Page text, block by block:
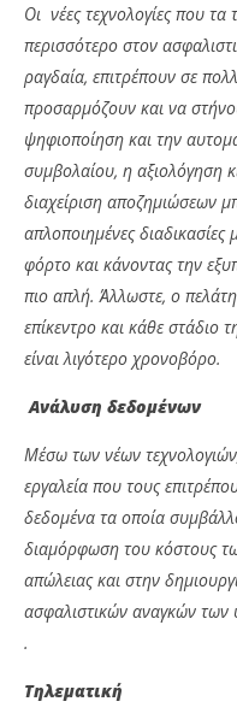
Οι νέες τεχνολογίες που τα
περισσότερο στον
ραγδαία, επιτρέπουν σε
προσαρμόζουν και να
ψηφιοποίηση και την
συμβολαίου, η αξιολόγηση
διαχείριση αποζημιώσεων
απλοποιημένες διαδικασίες
φόρτο και κάνοντας την
πιο απλή. Άλλωστε, ο
επίκεντρο και κάθε στάδιο
είναι λιγότερο χρονοβόρο.
Ανάλυση δεδομένων
Μέσω των νέων
εργαλεία που τους
δεδομένα τα οποία
διαμόρφωση του κόστους
απώλειας και στην
ασφαλιστικών αναγκών των
.
Τηλεματική